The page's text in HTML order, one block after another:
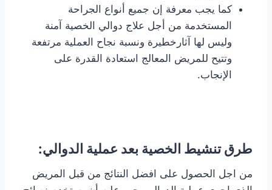
كما يجب معرفة إن جميع أنواع الجراحة
المستخدمة من أجل علاج دوالي الخصية آمنة
وليس لها آثارخطيرة ونسبة نجاح العملية مرتفعة
وتتيح للمريض المعالج استعادة القدرة على
الإنجاب.
طرق تنشيط الخصية بعد عملية الدوالي:
من اجل الحصول على افضل النتائج من قبل المريض